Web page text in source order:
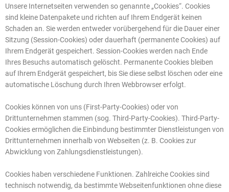
Unsere Internetseiten verwenden so genannte „Cookies“. Cookies
sind kleine Datenpakete und richten auf Ihrem Endgerät keinen
Schaden an. Sie werden entweder vorübergehend für die Dauer einer
Sitzung (Session-Cookies) oder dauerhaft (permanente Cookies) auf
Ihrem Endgerät gespeichert. Session-Cookies werden nach Ende
Ihres Besuchs automatisch gelöscht. Permanente Cookies bleiben
auf Ihrem Endgerät gespeichert, bis Sie diese selbst löschen oder eine
automatische Löschung durch Ihren Webbrowser erfolgt.
Cookies können von uns (First-Party-Cookies) oder von
Drittunternehmen stammen (sog. Third-Party-Cookies). Third-Party-
Cookies ermöglichen die Einbindung bestimmter Dienstleistungen von
Drittunternehmen innerhalb von Webseiten (z. B. Cookies zur
Abwicklung von Zahlungsdienstleistungen).
Cookies haben verschiedene Funktionen. Zahlreiche Cookies sind
technisch notwendig, da bestimmte Webseitenfunktionen ohne diese